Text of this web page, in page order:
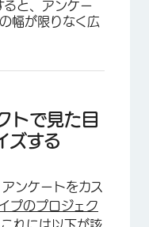
と、アンケー
幅が限りなく広
トで見た目
ズする
ンケートをカス
プのプロジェク